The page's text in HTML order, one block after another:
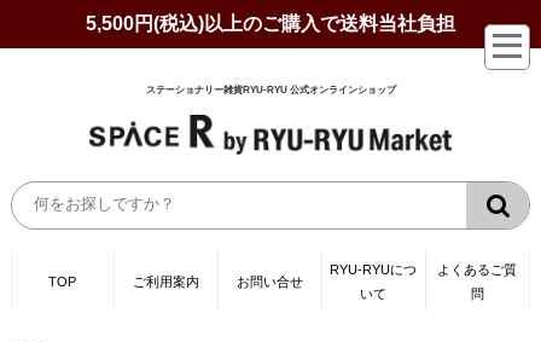
5,500円(税込)以上のご購入で送料当社負担
ステーショナリー雑貨RYU-RYU 公式オンラインショップ
TOP ご利用案内 お問い合せ
RYU-RYUにつ
いて
よくあるご質
問